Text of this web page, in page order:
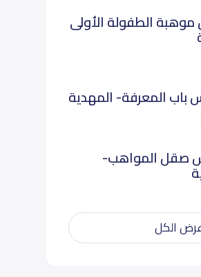
الطفولة الأولى
باب المعرفة- المهدية
صقل المواهب-
الكل